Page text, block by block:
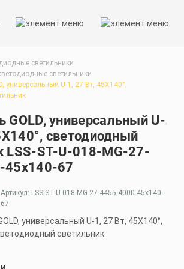
светильники
светильники
универсальный U-1, 27 Вт, 45X140°,
GOLD, универсальный U-
светодиодный
LSS-ST-U-018-MG-27-
45x140-67
Артикул: LSS-ST-U-018-MG-27-4455-4000-45x140-
67